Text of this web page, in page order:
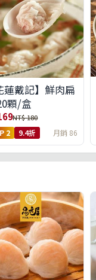
蓮戴記】鮮肉扁
顆/盒
NT$ 180
2 9.4折 月銷 86